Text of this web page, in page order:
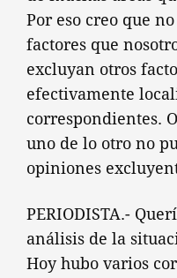
Por eso creo que
factores que
excluyan otros
efectivamente
correspondientes.
uno de lo otro no
opiniones
PERIODISTA.-
análisis de la
Hoy hubo varios